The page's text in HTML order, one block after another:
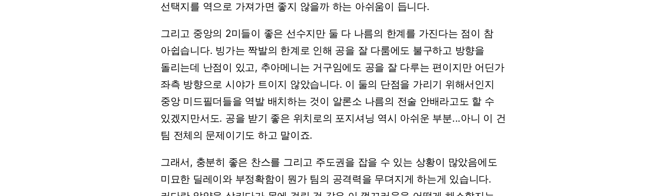
선택지를 역으로 가져가면 좋지 않을까 하는 아쉬움이 듭니다.
그리고 중앙의 2미들이 좋은 선수지만 둘 다 나름의 한계를 가진다는 점이 참
아쉽습니다. 빙가는 짝발의 한계로 인해 공을 잘 다룸에도 불구하고 방향을
돌리는데 난점이 있고, 추아메니는 거구임에도 공을 잘 다루는 편이지만 어딘가
좌측 방향으로 시야가 트이지 않았습니다. 이 둘의 단점을 가리기 위해서인지
중앙 미드필더들을 역발 배치하는 것이 알론소 나름의 전술 안배라고도 할 수
있겠지만서도. 공을 받기 좋은 위치로의 포지셔닝 역시 아쉬운 부분...아니 이 건
팀 전체의 문제이기도 하고 말이죠.
그래서, 충분히 좋은 찬스를 그리고 주도권을 잡을 수 있는 상황이 많았음에도
미묘한 딜레이와 부정확함이 뭔가 팀의 공격력을 무뎌지게 하는게 있습니다.